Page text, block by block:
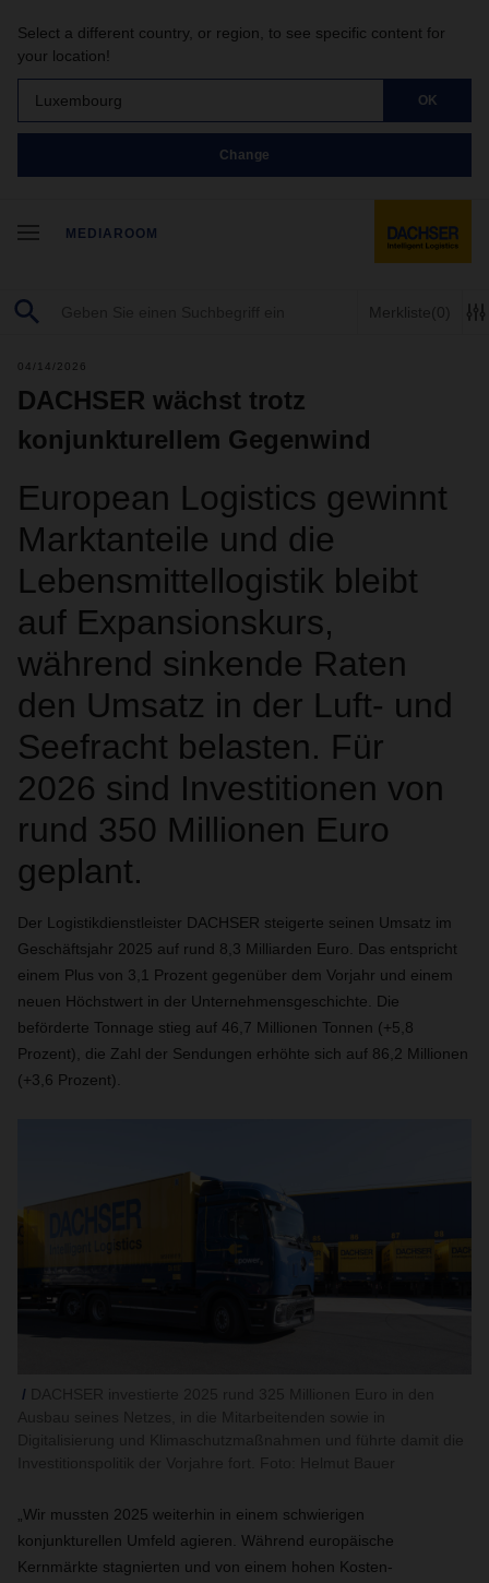
Select a different country, or region, to see specific content for
your location!
Luxembourg OK
Change
MEDIAROOM
Merkliste(0)
04/14/2026
DACHSER wächst trotz
konjunkturellem Gegenwind
European Logistics gewinnt
Marktanteile und die
Lebensmittellogistik bleibt
auf Expansionskurs,
während sinkende Raten
den Umsatz in der Luft- und
Seefracht belasten. Für
2026 sind Investitionen von
rund 350 Millionen Euro
geplant.
Der Logistikdienstleister DACHSER steigerte seinen Umsatz im
Geschäftsjahr 2025 auf rund 8,3 Milliarden Euro. Das entspricht
einem Plus von 3,1 Prozent gegenüber dem Vorjahr und einem
neuen Höchstwert in der Unternehmensgeschichte. Die
beförderte Tonnage stieg auf 46,7 Millionen Tonnen (+5,8
Prozent), die Zahl der Sendungen erhöhte sich auf 86,2 Millionen
(+3,6 Prozent).
„Wir mussten 2025 weiterhin in einem schwierigen
konjunkturellen Umfeld agieren. Während europäische
Kernmärkte stagnierten und von einem hohen Kosten-